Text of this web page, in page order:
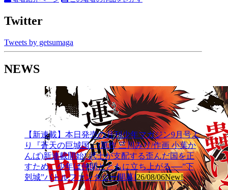
Twitter
Tweets by getsumaga
NEWS
【新連載】本日発売の月刊少年マガジン9月号よ
り『蒼天の巨城国』(原作 三川みり/作画 小葉か
んば)新連載開始! 武士が支配する歪んだ国を正
すため、少年は仲間とともに立ち上がる──”下
剋城”バトルファンタジー開幕!26/08/06New!